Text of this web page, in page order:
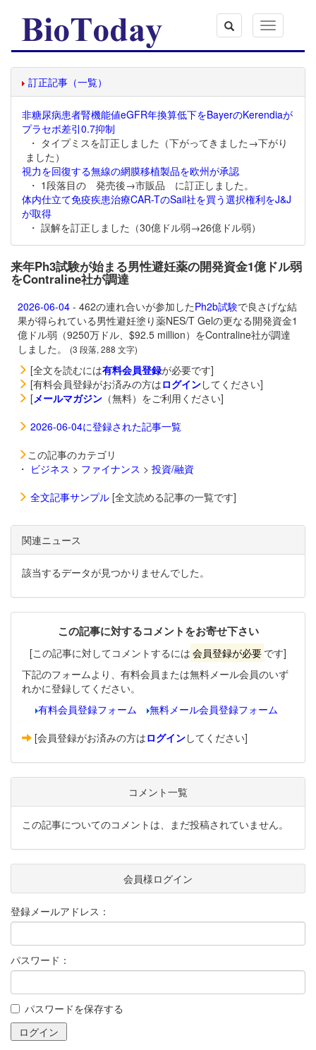
Toggle
navigation
訂正記事（一覧）
非糖尿病患者腎機能値eGFR年換算低下をBayerのKerendiaが
プラセボ差引0.7抑制
・ タイプミスを訂正しました（下がってきました→下がり
ました）
視力を回復する無線の網膜移植製品を欧州が承認
・ 1段落目の 発売後→市販品 に訂正しました。
体内仕立て免疫疾患治療CAR-TのSail社を買う選択権利をJ&J
が取得
・ 誤解を訂正しました（30億ドル弱→26億ドル弱）
来年Ph3試験が始まる男性避妊薬の開発資金1億ドル弱
をContraline社が調達
2026-06-04 - 462の連れ合いが参加したPh2b試験で良さげな結
果が得られている男性避妊塗り薬NES/T Gelの更なる開発資金1
億ドル弱（9250万ドル、$92.5 million）をContraline社が調達
しました。
(3 段落, 288 文字)
[全文を読むには有料会員登録が必要です]
[有料会員登録がお済みの方はログインしてください]
[メールマガジン （無料）をご利用ください]
2026-06-04に登録された記事一覧
この記事のカテゴリ
・ ビジネス > ファイナンス > 投資/融資
全文記事サンプル [全文読める記事の一覧です]
関連ニュース
該当するデータが見つかりませんでした。
この記事に対するコメントをお寄せ下さい
[この記事に対してコメントするには 会員登録が必要 です]
下記のフォームより、有料会員または無料メール会員のいず
れかに登録してください。
有料会員登録フォーム
無料メール会員登録フォーム
[会員登録がお済みの方はログインしてください]
コメント一覧
この記事についてのコメントは、まだ投稿されていません。
会員様ログイン
登録メールアドレス：
パスワード：
パスワードを保存する